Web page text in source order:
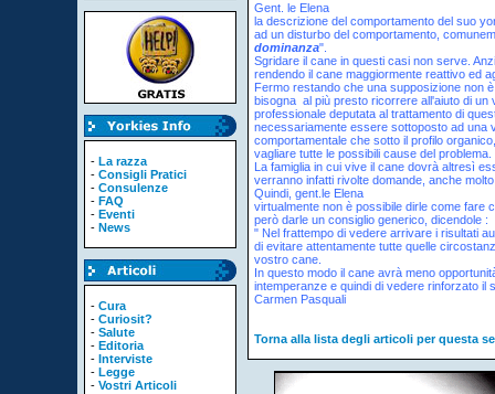
- La razza
- Consigli Pratici
- Consulenze
- FAQ
- Eventi
- News
- Cura
- Curiosit?
- Salute
- Editoria
- Interviste
- Legge
- Vostri Articoli
Gent. le Elena
la descrizione del comportamento del suo
ad un disturbo del comportamento,
dominanza".
Sgridare il cane in questi casi non serve.
rendendo il cane maggiormente reattivo ed
Fermo restando che una supposizione non
bisogna al più presto ricorrere all'aiuto di un
professionale deputata al trattamento di
necessariamente essere sottoposto ad una
comportamentale che sotto il profilo
vagliare tutte le possibili cause del problema.
La famiglia in cui vive il cane dovrà altresì
verranno infatti rivolte domande, anche
Quindi, gent.le Elena
virtualmente non è possibile dirle come fare
però darle un consiglio generico, dicendole :
" Nel frattempo di vedere arrivare i risultati
di evitare attentamente tutte quelle
vostro cane.
In questo modo il cane avrà meno
intemperanze e quindi di vedere rinforzato il
Carmen Pasquali
Torna alla lista degli articoli per questa